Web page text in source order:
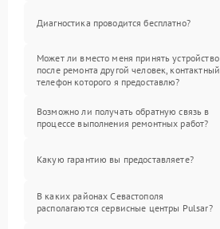
Диагностика проводится бесплатно?
Может ли вместо меня принять устройство
после ремонта другой человек, контактный
телефон которого я предоставлю?
Возможно ли получать обратную связь в
процессе выполнения ремонтных работ?
Какую гарантию вы предоставляете?
В каких районах Севастополя
располагаются сервисные центры Pulsar?